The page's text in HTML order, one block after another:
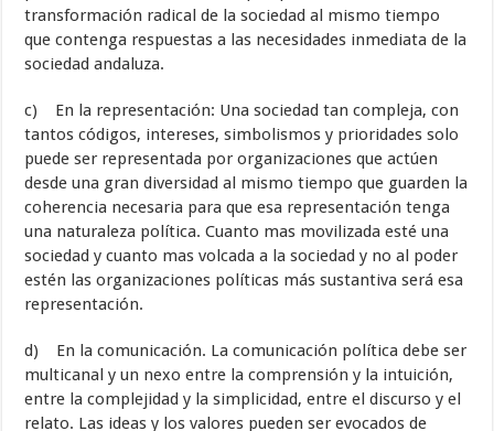
transformación radical de la sociedad al mismo tiempo
que contenga respuestas a las necesidades inmediata de la
sociedad andaluza.
c) En la representación: Una sociedad tan compleja, con
tantos códigos, intereses, simbolismos y prioridades solo
puede ser representada por organizaciones que actúen
desde una gran diversidad al mismo tiempo que guarden la
coherencia necesaria para que esa representación tenga
una naturaleza política. Cuanto mas movilizada esté una
sociedad y cuanto mas volcada a la sociedad y no al poder
estén las organizaciones políticas más sustantiva será esa
representación.
d) En la comunicación. La comunicación política debe ser
multicanal y un nexo entre la comprensión y la intuición,
entre la complejidad y la simplicidad, entre el discurso y el
relato. Las ideas y los valores pueden ser evocados de